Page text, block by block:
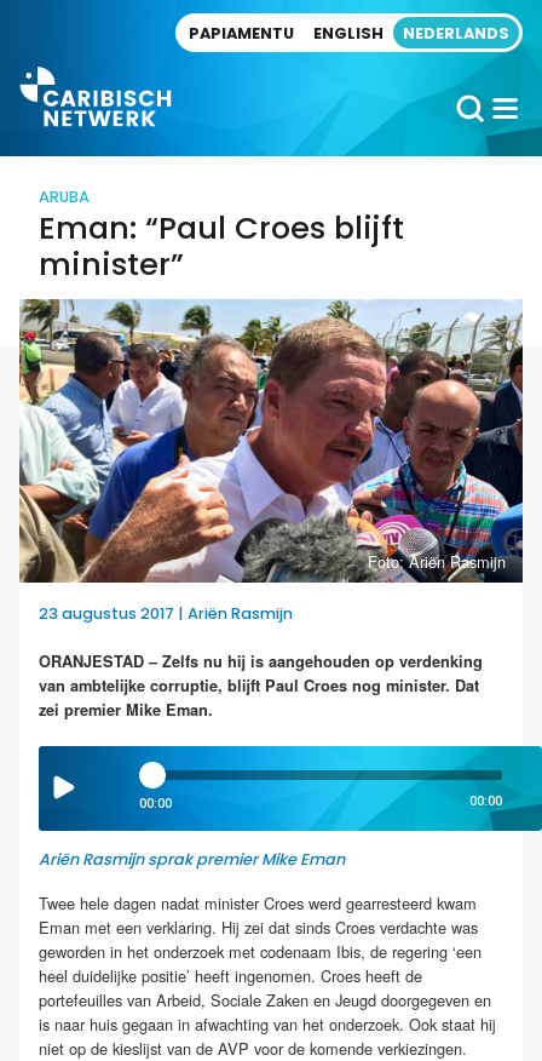
PAPIAMENTU ENGLISH NEDERLANDS
ARUBA
Eman: “Paul Croes blijft
minister”
Foto: Ariën Rasmijn
23 augustus 2017 | Ariën Rasmijn
ORANJESTAD – Zelfs nu hij is aangehouden op verdenking
van ambtelijke corruptie, blijft Paul Croes nog minister. Dat
zei premier Mike Eman.
00:00 00:00
Ariën Rasmijn sprak premier Mike Eman
Twee hele dagen nadat minister Croes werd gearresteerd kwam
Eman met een verklaring. Hij zei dat sinds Croes verdachte was
geworden in het onderzoek met codenaam Ibis, de regering ‘een
heel duidelijke positie’ heeft ingenomen. Croes heeft de
portefeuilles van Arbeid, Sociale Zaken en Jeugd doorgegeven en
is naar huis gegaan in afwachting van het onderzoek. Ook staat hij
niet op de kieslijst van de AVP voor de komende verkiezingen.